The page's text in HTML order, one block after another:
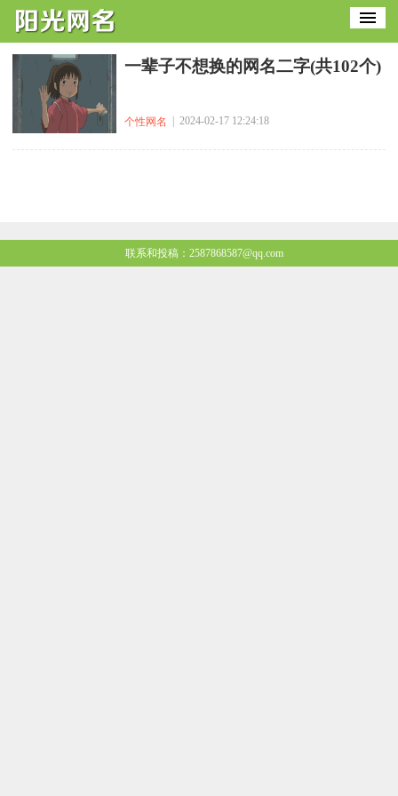
​一辈子不想换的网名二字(共102个)
个性网名 | 2024-02-17 12:24:18
联系和投稿：2587868587@qq.com